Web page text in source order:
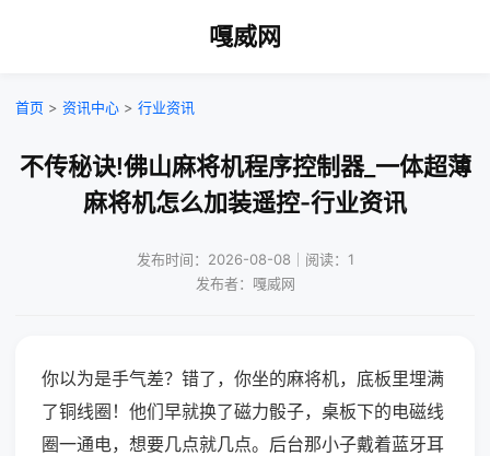
嘎威网
首页 > 资讯中心 > 行业资讯
不传秘诀!佛山麻将机程序控制器_一体超薄
麻将机怎么加装遥控-行业资讯
发布时间：2026-08-08｜阅读：1
发布者：嘎威网
你以为是手气差？错了，你坐的麻将机，底板里埋满
了铜线圈！他们早就换了磁力骰子，桌板下的电磁线
圈一通电，想要几点就几点。后台那小子戴着蓝牙耳